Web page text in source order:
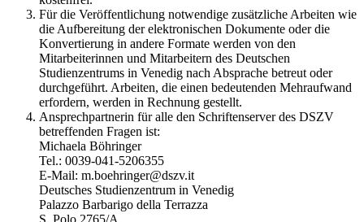
Für die Veröffentlichung notwendige zusätzliche Arbeiten wie
die Aufbereitung der elektronischen Dokumente oder die
Konvertierung in andere Formate werden von den
Mitarbeiterinnen und Mitarbeitern des Deutschen
Studienzentrums in Venedig nach Absprache betreut oder
durchgeführt. Arbeiten, die einen bedeutenden Mehraufwand
erfordern, werden in Rechnung gestellt.
Ansprechpartnerin für alle den Schriftenserver des DSZV
betreffenden Fragen ist:
Michaela Böhringer
Tel.: 0039-041-5206355
E-Mail: m.boehringer@dszv.it
Deutsches Studienzentrum in Venedig
Palazzo Barbarigo della Terrazza
S. Polo 2765/A